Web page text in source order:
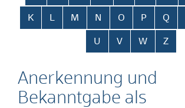
K L M N O P Q
U V W Z
Anerkennung und
Bekanntgabe als